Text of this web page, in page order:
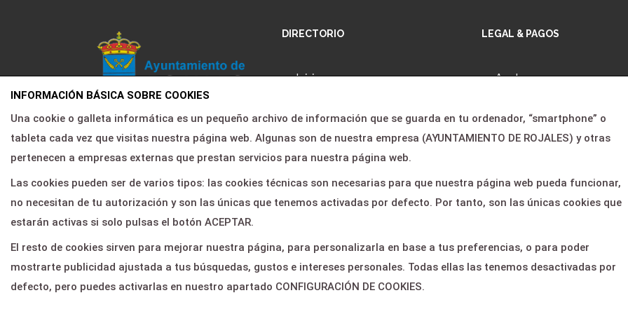
Agenda cultural de Rojales
DIRECTORIO
Inicio
Contacto
LEGAL & PAGOS
Ayuda
Política de privacidad
© 2026 Servientradas, All Right Reserved
INFORMACIÓN BÁSICA SOBRE COOKIES
Una cookie o galleta informática es un pequeño archivo de información que se guarda en tu ordenador, “smartphone” o
tableta cada vez que visitas nuestra página web. Algunas son de nuestra empresa (AYUNTAMIENTO DE ROJALES) y otras
pertenecen a empresas externas que prestan servicios para nuestra página web.
Las cookies pueden ser de varios tipos: las cookies técnicas son necesarias para que nuestra página web pueda funcionar,
no necesitan de tu autorización y son las únicas que tenemos activadas por defecto. Por tanto, son las únicas cookies que
estarán activas si solo pulsas el botón ACEPTAR.
El resto de cookies sirven para mejorar nuestra página, para personalizarla en base a tus preferencias, o para poder
mostrarte publicidad ajustada a tus búsquedas, gustos e intereses personales. Todas ellas las tenemos desactivadas por
defecto, pero puedes activarlas en nuestro apartado CONFIGURACIÓN DE COOKIES.